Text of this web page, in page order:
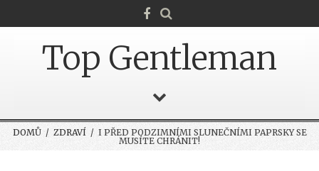
Top Gentleman
DOMŮ/ ZDRAVÍ/ I PŘED PODZIMNÍMI SLUNEČNÍMI PAPRSKY SE
MUSÍTE CHRÁNIT!